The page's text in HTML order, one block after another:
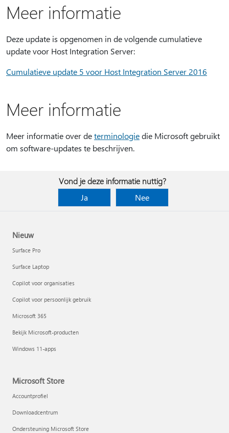
Meer informatie
Deze update is opgenomen in de volgende cumulatieve
update voor Host Integration Server:
Cumulatieve update 5 voor Host Integration Server 2016
Meer informatie
Meer informatie over determinologiedie Microsoft gebruikt
om software-updates te beschrijven.
Vond je deze informatie nuttig?
Ja
Nee
Nieuw
Surface Pro
Surface Laptop
Copilot voor organisaties
Copilot voor persoonlijk gebruik
Microsoft 365
Bekijk Microsoft-producten
Windows 11-apps
Microsoft Store
Accountprofiel
Downloadcentrum
Ondersteuning Microsoft Store